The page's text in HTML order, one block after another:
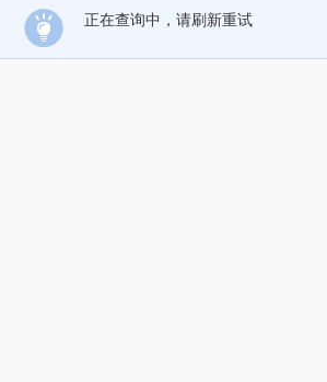
正在查询中，请刷新重试